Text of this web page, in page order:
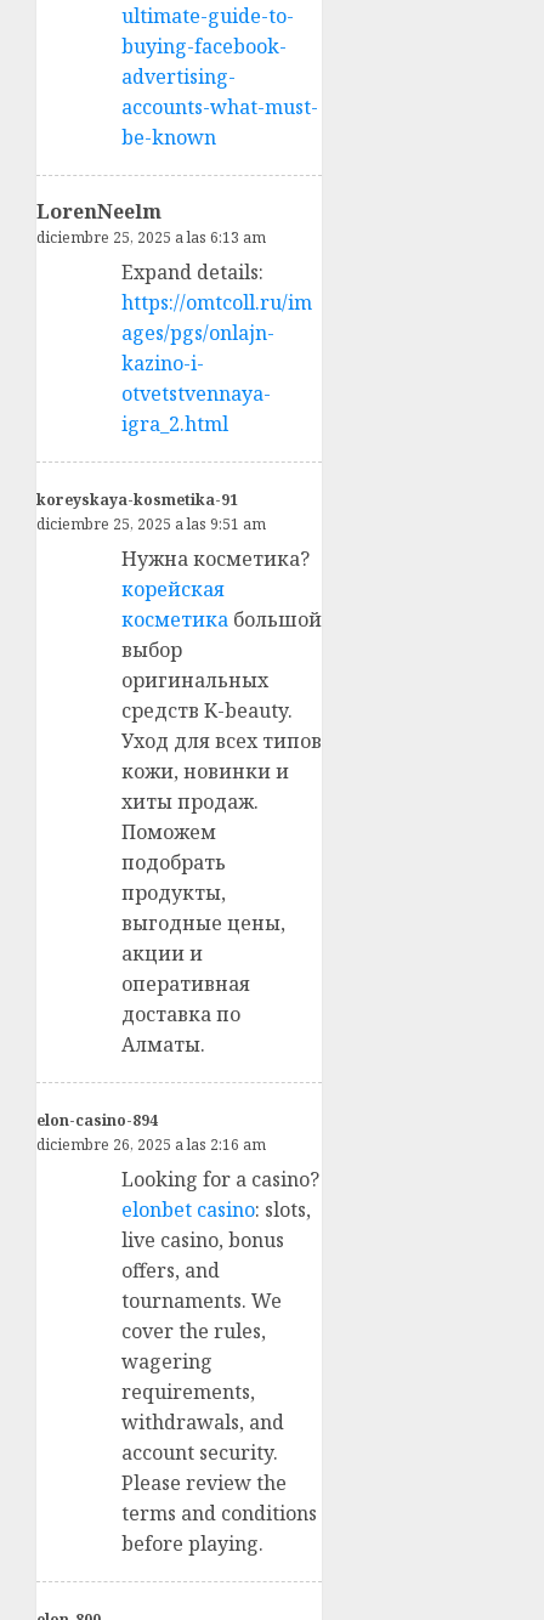
ultimate-guide-to-
buying-facebook-
advertising-
accounts-what-must-
be-known
LorenNeelm
diciembre 25, 2025 a las 6:13 am
Expand details:
https://omtcoll.ru/im
ages/pgs/onlajn-
kazino-i-
otvetstvennaya-
igra_2.html
koreyskaya-kosmetika-91
diciembre 25, 2025 a las 9:51 am
Нужна косметика?
корейская
косметика большой
выбор
оригинальных
средств K-beauty.
Уход для всех типов
кожи, новинки и
хиты продаж.
Поможем
подобрать
продукты,
выгодные цены,
акции и
оперативная
доставка по
Алматы.
elon-casino-894
diciembre 26, 2025 a las 2:16 am
Looking for a casino?
elonbet casino: slots,
live casino, bonus
offers, and
tournaments. We
cover the rules,
wagering
requirements,
withdrawals, and
account security.
Please review the
terms and conditions
before playing.